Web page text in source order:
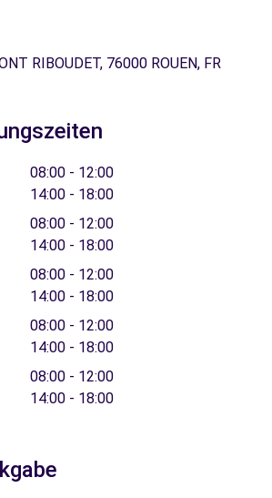
RIBOUDET, 76000 ROUEN, FR
08:00 - 12:00
14:00 - 18:00
08:00 - 12:00
14:00 - 18:00
08:00 - 12:00
14:00 - 18:00
08:00 - 12:00
14:00 - 18:00
08:00 - 12:00
14:00 - 18:00